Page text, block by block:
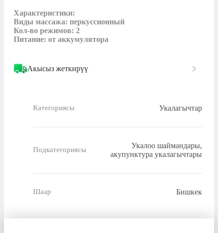
Характеристики:
Виды массажа: перкуссионный
Кол-во режимов: 2
Питание: от аккумулятора
Акысыз жеткирүү
Категориясы Укалагычтар
Подкатегориясы
Укалоо шаймандары,
акупунктура укалагычтары
Шаар Бишкек